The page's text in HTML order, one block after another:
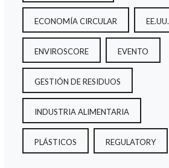
ECONOMÍA CIRCULAR EE.UU.
ENVIROSCORE EVENTO
GESTIÓN DE RESIDUOS
INDUSTRIA ALIMENTARIA
PLÁSTICOS REGULATORY